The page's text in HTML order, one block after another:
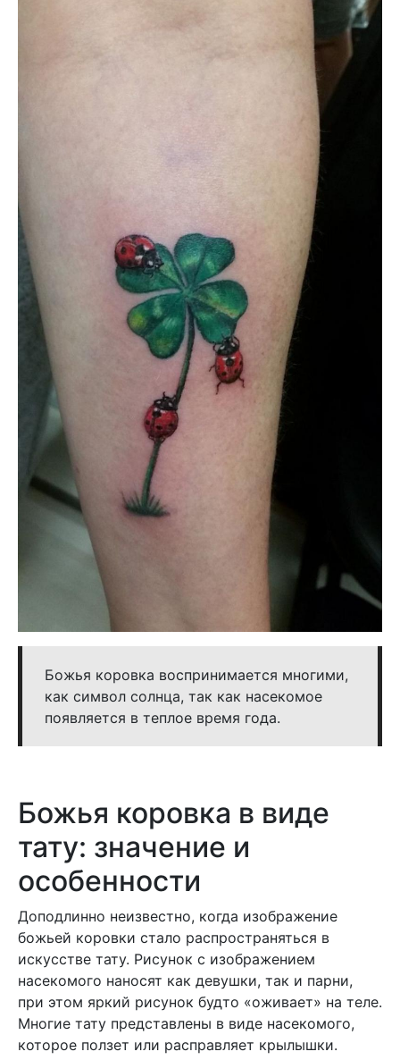
Божья коровка воспринимается многими,
как символ солнца, так как насекомое
появляется в теплое время года.
Божья коровка в виде
тату: значение и
особенности
Доподлинно неизвестно, когда изображение
божьей коровки стало распространяться в
искусстве тату. Рисунок с изображением
насекомого наносят как девушки, так и парни,
при этом яркий рисунок будто «оживает» на теле.
Многие тату представлены в виде насекомого,
которое ползет или расправляет крылышки.